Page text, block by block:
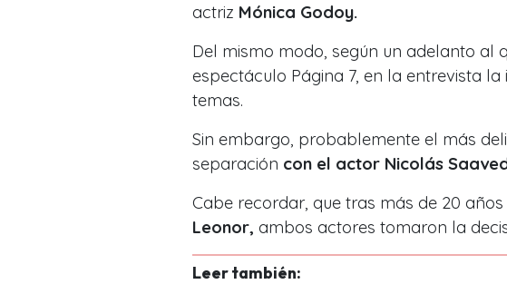
actriz Mónica Godoy.
Del mismo modo, según un adelanto al
espectáculo Página 7, en la entrevista la
temas.
Sin embargo, probablemente el más
separación con el actor Nicolás
Cabe recordar, que tras más de 20
Leonor, ambos actores tomaron la
Leer también: